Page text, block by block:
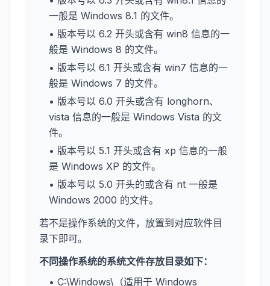
一般是 Windows 8.1 的文件。
• 版本号以 6.2 开头或含有 win8 信息的一
般是 Windows 8 的文件。
• 版本号以 6.1 开头或含有 win7 信息的一
般是 Windows 7 的文件。
• 版本号以 6.0 开头或含有 longhorn、
vista 信息的一般是 Windows Vista 的文
件。
• 版本号以 5.1 开头或含有 xp 信息的一般
是 Windows XP 的文件。
• 版本号以 5.0 开头的或含有 nt 一般是
Windows 2000 的文件。
若不是操作系统的文件，放置到对应软件目
录下即可。
不同操作系统的系统文件存放目录如下：
• C:\Windows\（适用于 Windows